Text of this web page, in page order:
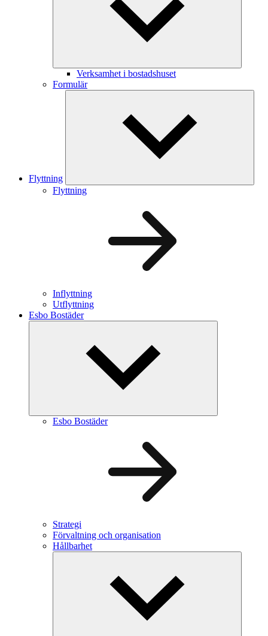
Verksamhet i bostadshuset
Formulär
Flyttning
Flyttning
Inflyttning
Utflyttning
Esbo Bostäder
Esbo Bostäder
Strategi
Förvaltning och organisation
Hållbarhet